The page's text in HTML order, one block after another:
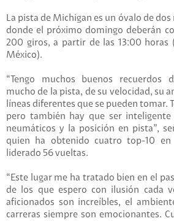
La pista de Michigan es un óvalo de
donde el próximo domingo deberán
200 giros, a partir de las 13:00 horas
México).
“Tengo muchos buenos recuerdos
mucho de la pista, de su velocidad, su
líneas diferentes que se pueden tomar.
pero también hay que ser
neumáticos y la posición en pista”,
quien ha obtenido cuatro top-10 en
liderado 56 vueltas.
“Este lugar me ha tratado bien en el
de los que espero con ilusión cada
aficionados son increíbles, el
carreras siempre son emocionantes.